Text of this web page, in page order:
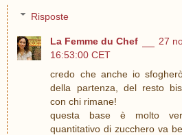
Risposte
La Femme du Chef
27
16:53:00 CET
credo che anche io
della partenza, del resto
con chi rimane!
questa base è molto
quantitativo di zucchero va